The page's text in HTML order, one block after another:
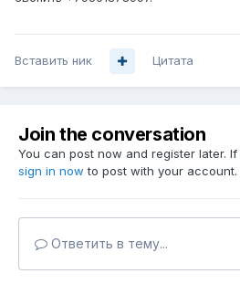
Вставить ник Цитата
Join the conversation
You can post now and register later.
sign in now to post with your account.
Ответить в тему...